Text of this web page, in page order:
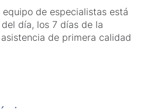
de especialistas está
día, los 7 días de la
de primera calidad